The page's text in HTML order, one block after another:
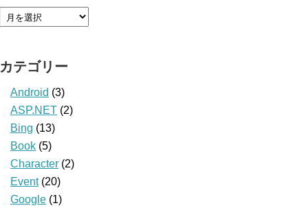
カテゴリー
Android (3)
ASP.NET (2)
Bing (13)
Book (5)
Character (2)
Event(20)
Google (1)